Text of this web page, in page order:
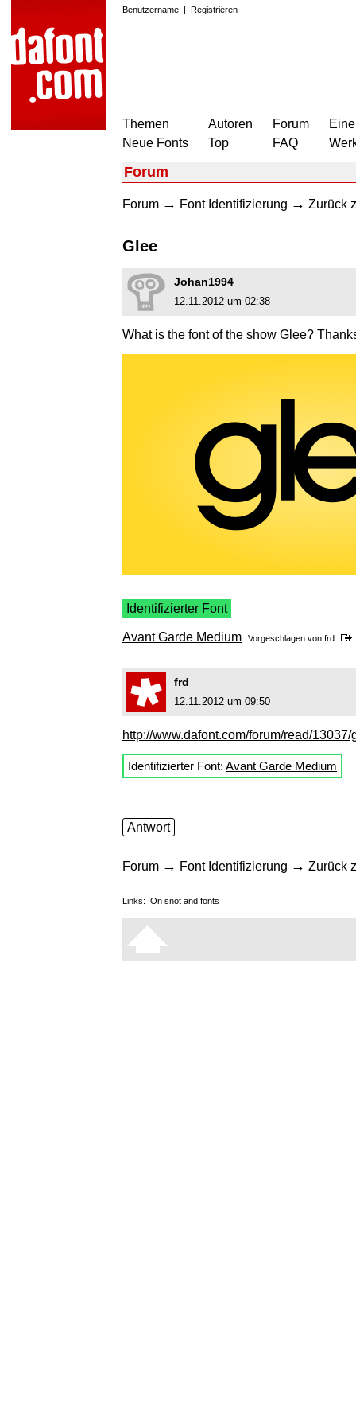
Benutzername | Registrieren
Themen
Neue Fonts
Autoren
Top
Forum
FAQ
Forum
Forum → Font Identifizierung → Zurück
Glee
Johan1994
12.11.2012 um 02:38
What is the font of the show Glee?
Identifizierter Font
Avant Garde Medium Vorgeschlagen von frd
frd
12.11.2012 um 09:50
http://www.dafont.com/forum/read/13037/
Identifizierter Font: Avant Garde Medium
Antwort
Forum → Font Identifizierung → Zurück
Links: On snot and fonts